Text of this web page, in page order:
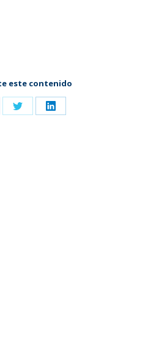
este contenido
Share Share